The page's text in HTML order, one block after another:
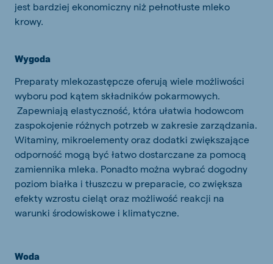
jest bardziej ekonomiczny niż pełnotłuste mleko
krowy.
Wygoda
Preparaty mlekozastępcze oferują wiele możliwości
wyboru pod kątem składników pokarmowych.
Zapewniają elastyczność, która ułatwia hodowcom
zaspokojenie różnych potrzeb w zakresie zarządzania.
Witaminy, mikroelementy oraz dodatki zwiększające
odporność mogą być łatwo dostarczane za pomocą
zamiennika mleka. Ponadto można wybrać dogodny
poziom białka i tłuszczu w preparacie, co zwiększa
efekty wzrostu cieląt oraz możliwość reakcji na
warunki środowiskowe i klimatyczne.
Woda